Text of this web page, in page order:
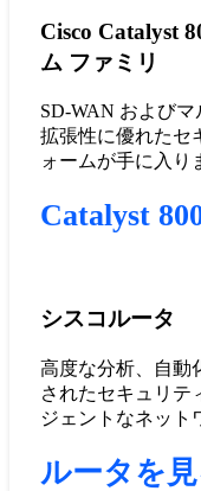
Cisco Catalyst
ム ファミリ
SD-WAN および
拡張性に優れたセ
ォームが手に入り
Catalyst
シスコルータ
高度な分析、自動
されたセキュリテ
ジェントなネット
ルータを